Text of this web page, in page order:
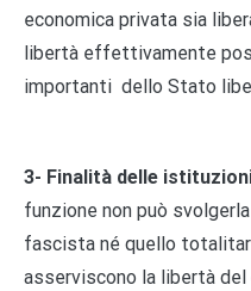
economica privata sia
libertà effettivamente
importanti dello Stato
3- Finalità delle
funzione non può
fascista né quello
asserviscono la libertà